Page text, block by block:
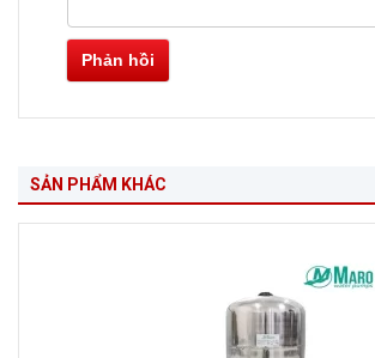
Phản hồi
SẢN PHẨM KHÁC